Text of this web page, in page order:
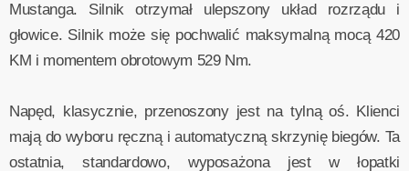
Mustanga. Silnik otrzymał ulepszony układ rozrządu i
głowice. Silnik może się pochwalić maksymalną mocą 420
KM i momentem obrotowym 529 Nm.
Napęd, klasycznie, przenoszony jest na tylną oś. Klienci
mają do wyboru ręczną i automatyczną skrzynię biegów. Ta
ostatnia, standardowo, wyposażona jest w łopatki